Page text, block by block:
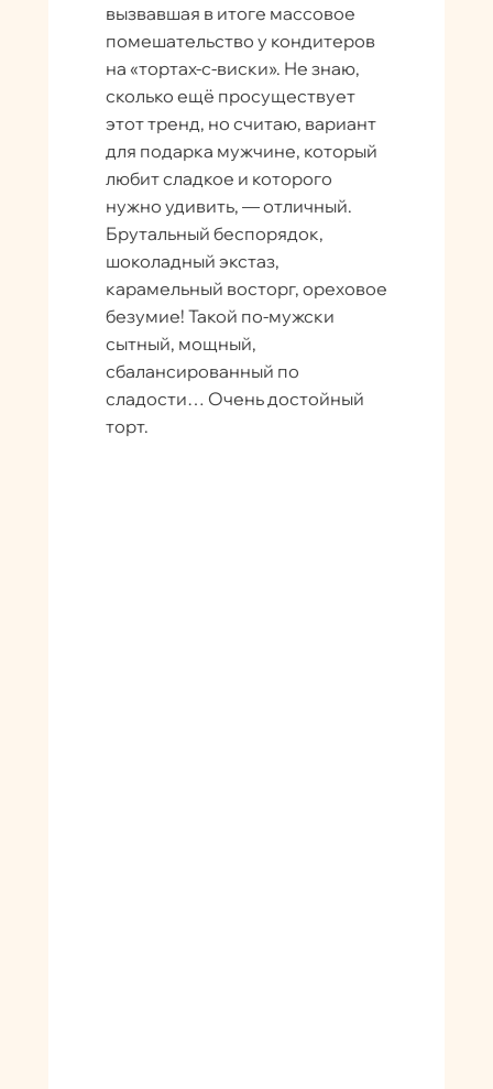
вызвавшая в итоге массовое
помешательство у кондитеров
на «тортах-с-виски». Не знаю,
сколько ещё просуществует
этот тренд, но считаю, вариант
для подарка мужчине, который
любит сладкое и которого
нужно удивить, — отличный.
Брутальный беспорядок,
шоколадный экстаз,
карамельный восторг, ореховое
безумие! Такой по-мужски
сытный, мощный,
сбалансированный по
сладости… Очень достойный
торт.